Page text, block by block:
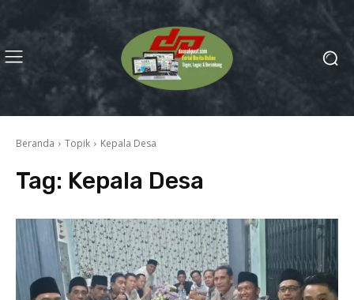
Beranda Topik Kepala Desa
Tag: Kepala Desa